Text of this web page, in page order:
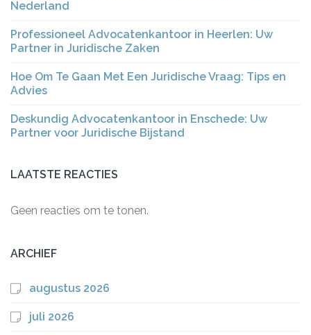
Nederland
Professioneel Advocatenkantoor in Heerlen: Uw
Partner in Juridische Zaken
Hoe Om Te Gaan Met Een Juridische Vraag: Tips en
Advies
Deskundig Advocatenkantoor in Enschede: Uw
Partner voor Juridische Bijstand
LAATSTE REACTIES
Geen reacties om te tonen.
ARCHIEF
augustus 2026
juli 2026